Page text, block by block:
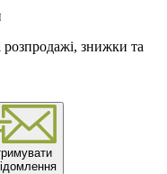
розпродажі, знижки та